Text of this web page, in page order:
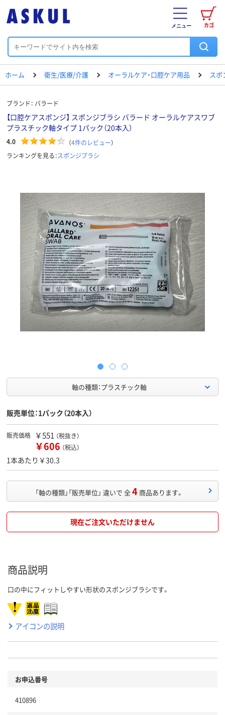
カゴ
メニュー
ホーム 衛生/医療/介護 オーラルケア・口腔ケア用品 スポ
ブランド： バラード
【口腔ケアスポンジ】 スポンジブラシ バラード オーラルケアスワブ
プラスチック軸タイプ 1パック（20本入）
4.0 （4件のレビュー）
ランキングを見る：スポンジブラシ
軸の種類：プラスチック軸
販売単位：1パック（20本入）
販売価格 ￥551 （税抜き）
￥606 （税込）
1本あたり￥30.3
「軸の種類」「販売単位」 違いで 全4 商品あります。
現在ご注文いただけません
商品説明
口の中にフィットしやすい形状のスポンジブラシです。
アイコンの説明
お申込番号
410896